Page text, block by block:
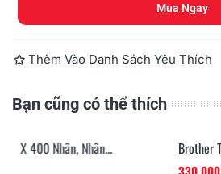
Mua Ngay
Thêm Vào Danh Sách Yêu Thích
Bạn cũng có thể thích
Brother TZe-421, Khổ 9mm,